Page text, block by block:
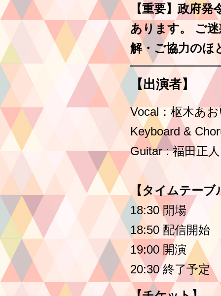
【重要】 政府発
あります。 ご
解・ご協力のほ
【出演者】
Vocal：枢木あ
Keyboard &
Guitar : 福田正人
【タイムテーブ
18:30 開場
18:50 配信開始
19:00 開演
20:30 終了予定